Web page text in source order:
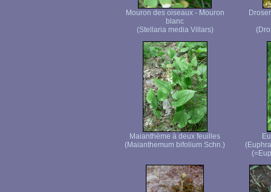
Mouron des oiseaux - Mouron
blanc
(Stellaria media Villars)
Maianthème à deux feuilles
(Maianthemum bifolium Schn.)